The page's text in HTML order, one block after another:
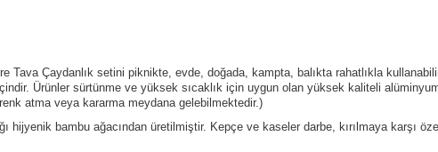
Tava Çaydanlık setini piknikte, evde, doğada, kampta, balıkta rahatlıkla
Ürünler sürtünme ve yüksek sıcaklık için uygun olan yüksek kaliteli alüminyum
atma veya kararma meydana gelebilmektedir.)
hijyenik bambu ağacından üretilmiştir. Kepçe ve kaseler darbe, kırılmaya karşı